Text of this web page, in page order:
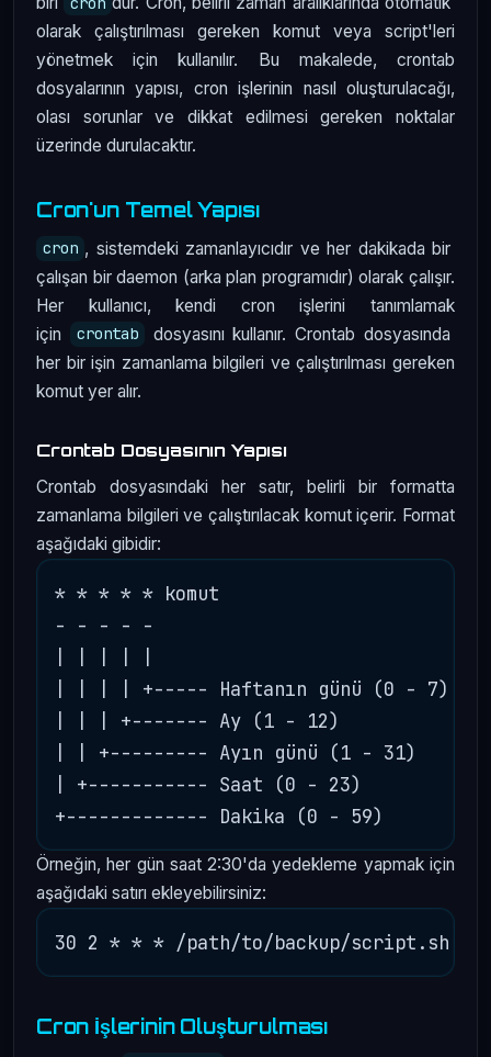
olarak çalıştırılması gereken komut veya script'leri
yönetmek için kullanılır. Bu makalede, crontab
dosyalarının yapısı, cron işlerinin nasıl oluşturulacağı,
olası sorunlar ve dikkat edilmesi gereken noktalar
üzerinde durulacaktır.
Cron'un Temel Yapısı
cron , sistemdeki zamanlayıcıdır ve her dakikada bir
çalışan bir daemon (arka plan programıdır) olarak çalışır.
Her kullanıcı, kendi cron işlerini tanımlamak
için
crontab
dosyasını kullanır. Crontab dosyasında
her bir işin zamanlama bilgileri ve çalıştırılması gereken
komut yer alır.
Crontab Dosyasının Yapısı
Crontab dosyasındaki her satır, belirli bir formatta
zamanlama bilgileri ve çalıştırılacak komut içerir. Format
aşağıdaki gibidir:
* * * * * komut
- - - - -
| | | | |
| | | | +----- Haftanın günü (0 - 7)
| | | +------- Ay (1 - 12)
| | +--------- Ayın günü (1 - 31)
| +----------- Saat (0 - 23)
Örneğin, her gün saat 2:30'da yedekleme yapmak için
aşağıdaki satırı ekleyebilirsiniz:
Cron İşlerinin Oluşturulması